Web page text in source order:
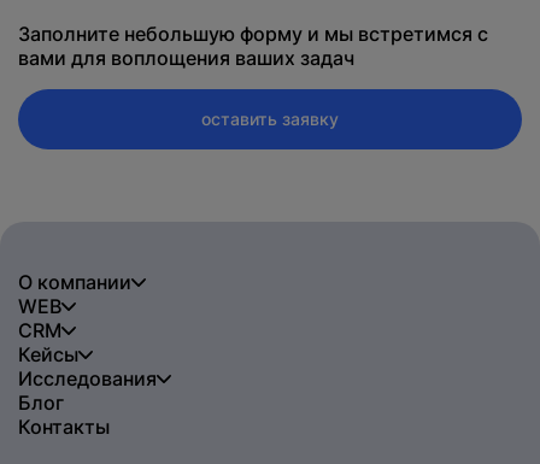
Заполните небольшую форму и мы встретимся с
вами для воплощения ваших задач
оставить заявку
О компании
WEB
CRM
Кейсы
Исследования
Блог
Контакты